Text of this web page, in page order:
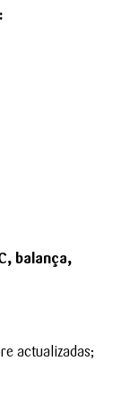
balança,
actualizadas;